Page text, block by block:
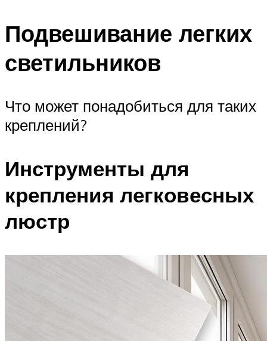
Подвешивание легких
светильников
Что может понадобиться для таких
креплений?
Инструменты для
крепления легковесных
люстр